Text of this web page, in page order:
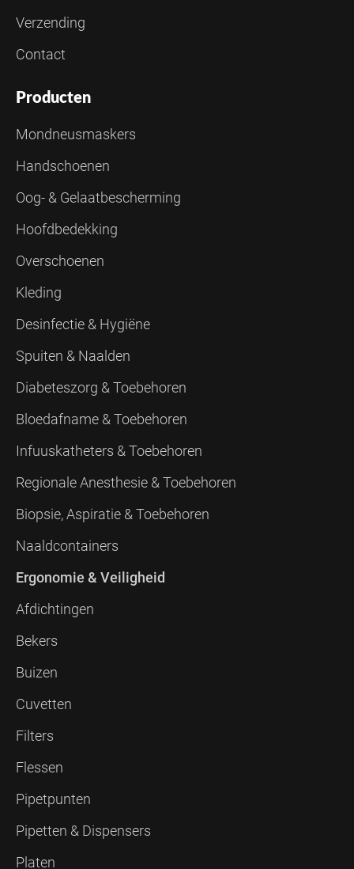
Verzending
Contact
Producten
Mondneusmaskers
Handschoenen
Oog- & Gelaatbescherming
Hoofdbedekking
Overschoenen
Kleding
Desinfectie & Hygiëne
Spuiten & Naalden
Diabeteszorg & Toebehoren
Bloedafname & Toebehoren
Infuuskatheters & Toebehoren
Regionale Anesthesie & Toebehoren
Biopsie, Aspiratie & Toebehoren
Naaldcontainers
Ergonomie & Veiligheid
Afdichtingen
Bekers
Buizen
Cuvetten
Filters
Flessen
Pipetpunten
Pipetten & Dispensers
Platen